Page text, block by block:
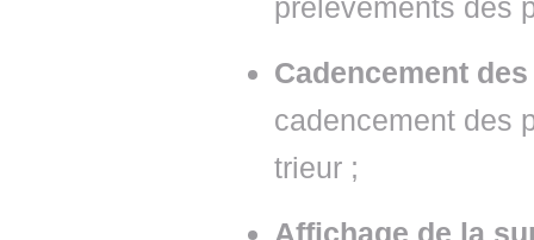
prélèvements des
Cadencement
cadencement des
trieur ;
Affichage de la